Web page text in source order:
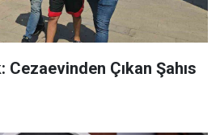
Cezaevinden Çıkan Şahıs